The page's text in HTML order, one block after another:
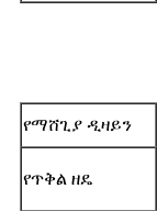
የማሸጊያ ዲዛይን
የጥቅል ዘዴ